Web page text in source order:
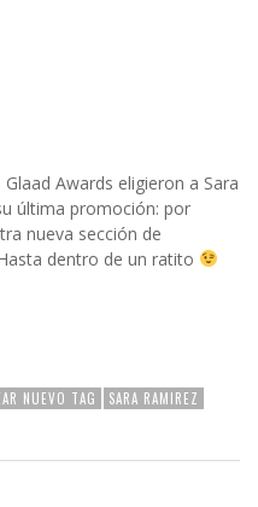
Awards eligieron a Sara
última promoción: por
nueva sección de
dentro de un ratito
NUEVO TAG SARA RAMIREZ